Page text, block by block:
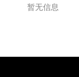
暂无信息